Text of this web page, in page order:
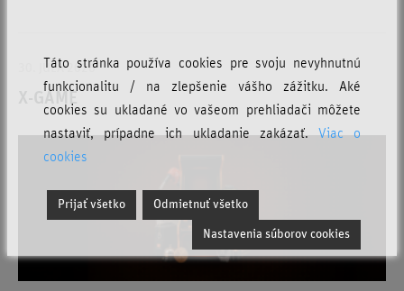
30. JÚLA 2026
Táto stránka používa cookies pre svoju nevyhnutnú
funkcionalitu / na zlepšenie vášho zážitku. Aké
cookies su ukladané vo vašeom prehliadači môžete
nastaviť, prípadne ich ukladanie zakázať.Viac o
cookies
Prijať všetko Odmietnuť všetko
Nastavenia súborov cookies